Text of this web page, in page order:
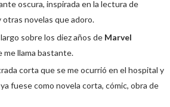
oscura, inspirada en la lectura de
otras novelas que adoro.
sobre los diez años de Marvel
me llama bastante.
corta que se me ocurrió en el hospital y
fuese como novela corta, cómic, obra de